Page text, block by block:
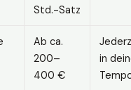
Std.-Satz
Ab ca.
200–
400 €
in